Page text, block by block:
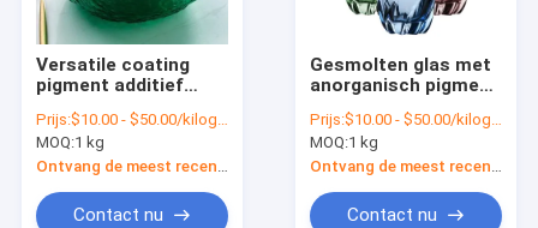
Versatile coating
pigment additief
CAS nr. 65997-18-4 /
68187-49-5
Prijs:$10.00 - $50.00/kilograms
MOQ:1 kg
Contact nu
Gesmolten glas met
anorganisch pigment
/ 68187-49-5
Prijs:$10.00 - $50.00/kilograms
MOQ:1 kg
Contact nu